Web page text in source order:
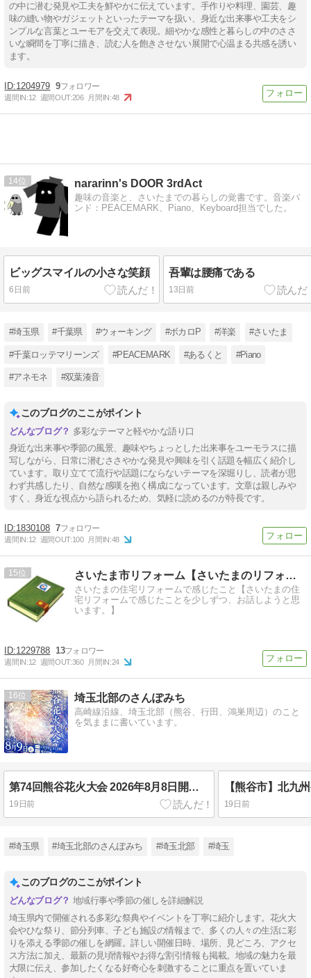
の中に潜む発見や工夫を鮮やかに伝えています。手作りや料理、園芸、趣
味の縫い物やガジェットといったテーマを扱い、身近な出来事や工夫をシ
ンプルな言葉とユーモアを交えて表現。細やかな感性と暮らしの中のささ
いな瞬間を丁寧に描き、読む人を飽きさせない展開で心温まる共感を誘い
ます。
1204979 9
週間IN:12 週間OUT:206 月間IN:48
14 nararinn's DOOR 3rdAct
趣味の音楽と、さいたまでの暮らしの覚書です。音楽バ
ンド：PEACEMARK、Piano、Keyboard担当でした。
ビッグスマイルの小さな笑顔
6日前
吾輩は腰痛である
13日前
#埼玉県 #千葉県 #ウォーキング #ボカロP #洋楽 #さいたま
#千葉ロッテマリーンズ #PEACEMARK #あるくと #Piano
#アネモネ #双葉湊音
このブログのここがポイント
多彩なテーマと軽やかな語り口
身近な出来事や季節の風景、趣味やちょっとした出来事をユーモラスに描
写しながら、日常に潜むささやかな発見や興味を引く話題を幅広く紹介し
ています。取り立てて流行や話題にならないテーマを深堀りし、読者が思
わず共感したり、自然な感嘆を抱く構成になっています。文章は親しみや
すく、身近な視点から語られるため、気軽に読めるのが特長です。
1830108 7
週間IN:12 週間OUT:100 月間IN:48
15 さいたま市リフォーム【さいたまのリフォーム屋】
さいたまの住宅リフォームで感じたこと【さいたまの住
宅リフォームで感じたことを少しずつ、お話しようと思
います。】
1229788 13
週間IN:12 週間OUT:360 月間IN:24
16 埼玉北部のさんぽみち
高崎線沿線、埼玉北部（熊谷、行田、鴻巣周辺）のこと
を気ままに書いています。
第74回熊谷花火大会 2026年8月8日開催！約1万発を打ち上げ予定
19日前 19日前
#埼玉県 #埼玉北部のさんぽみち #埼玉北部 #埼玉
このブログのここがポイント
地域行事や季節の催しを詳細解説
埼玉県内で開催される多彩な祭典やイベントを丁寧に紹介します。花火大
会やひな祭り、節分列車、子ども施設の情報まで、多くの人々の生活に彩
りを添える季節の催しを網羅。詳しい開催日時、場所、見どころ、アクセ
ス方法に加え、最新の見頃情報やお得な割引情報も掲載。地域の魅力を最
大限に伝え、参加したくなる好奇心を刺激することに重点を置いていま